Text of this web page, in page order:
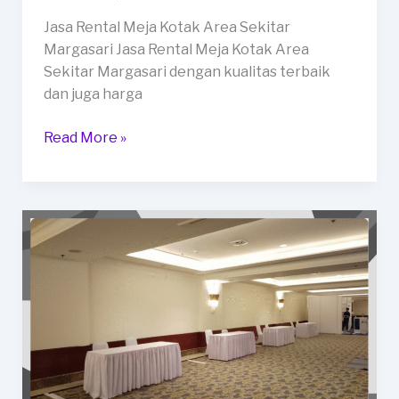
Jasa Rental Meja Kotak Area Sekitar
Margasari Jasa Rental Meja Kotak Area
Sekitar Margasari dengan kualitas terbaik
dan juga harga
Jasa
Area
Sekitar
Margasari
Read More »